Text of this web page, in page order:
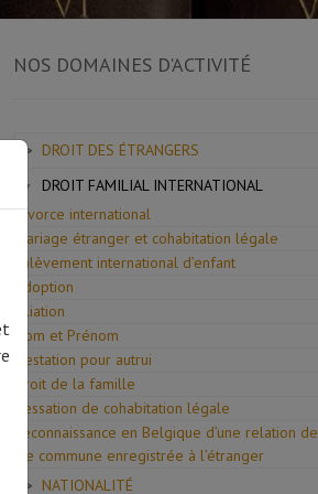
NOS DOMAINES D'ACTIVITÉ
DROIT DES ÉTRANGERS
DROIT FAMILIAL INTERNATIONAL
Divorce international
Mariage étranger et cohabitation légale
Enlèvement international d’enfant
Adoption
Filiation
Nom et Prénom
Gestation pour autrui
Droit de la famille
Cessation de cohabitation légale
Reconnaissance en Belgique d’une relation de
vie commune enregistrée à l’étranger
NATIONALITÉ